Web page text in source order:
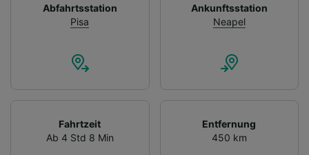
Abfahrtsstation
Pisa
Ankunftsstation
Neapel
Fahrtzeit
Ab 4 Std 8 Min
Entfernung
450 km